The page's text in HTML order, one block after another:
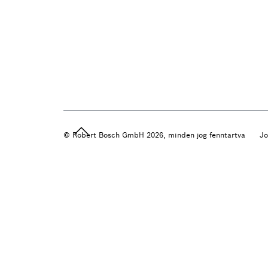
© Robert Bosch GmbH 2026, minden jog fenntartva